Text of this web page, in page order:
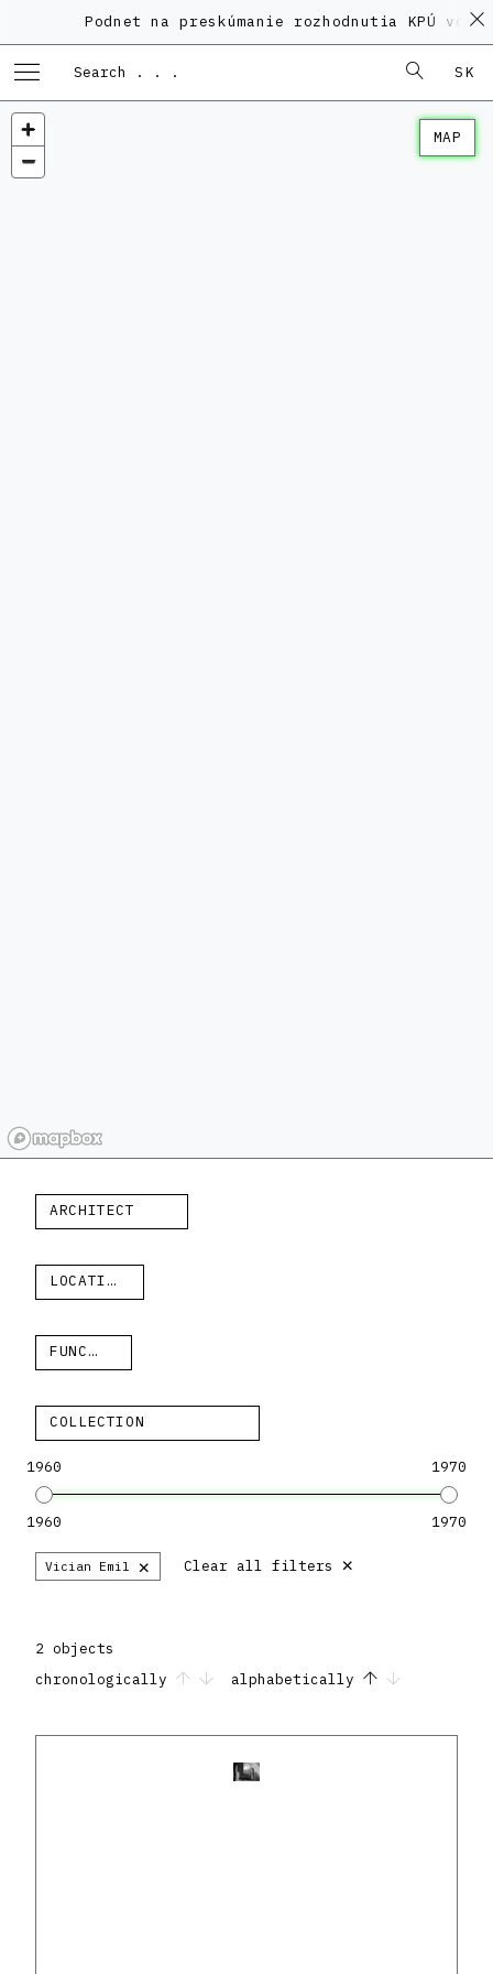
Podnet na preskúmanie rozhodnutia KPÚ vo
SK
MAP
ARCHITECT
LOCATION
FUNCTION
COLLECTION
1960 1970
1960 1970
Vician Emil × Clear all filters ×
2 objects
chronologically
alphabetically